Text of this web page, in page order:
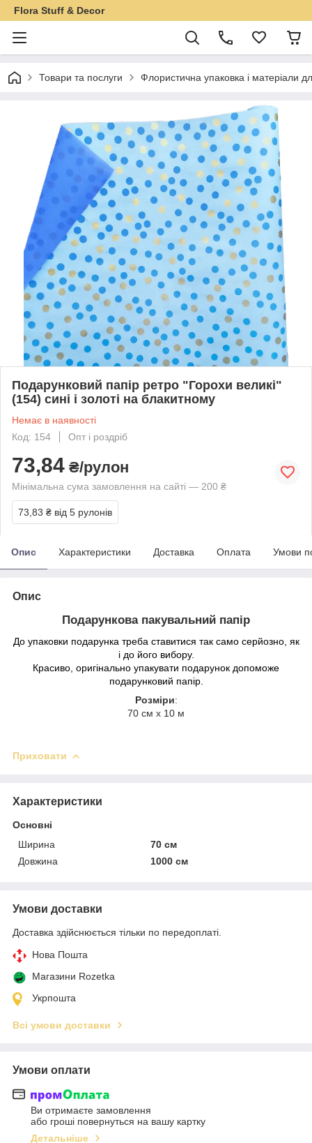
Flora Stuff & Decor
Товари та послуги Флористична упаковка і матеріали
Подарунковий папір ретро "Горохи великі"
(154) сині і золоті на блакитному
Немає в наявності
Код: 154
Опт і роздріб
73,84 ₴/рулон
Мінімальна сума замовлення на сайті — 200 ₴
73,83 ₴ від 5 рулонів
Опис Характеристики Доставка Оплата Умови
Опис
Подарункова пакувальний папір
До упаковки подарунка треба ставитися так само серйозно, як
і до його вибору.
Красиво, оригінально упакувати подарунок допоможе
подарунковий папір.
Розміри:
70 см х 10 м
Приховати
Характеристики
Основні
Ширина
70 см
Довжина
1000 см
Умови доставки
Доставка здійснюється тільки по передоплаті.
Нова Пошта
Магазини Rozetka
Укрпошта
Всі умови доставки
Умови оплати
Ви отримаєте замовлення
або гроші повернуться на вашу картку
Детальніше